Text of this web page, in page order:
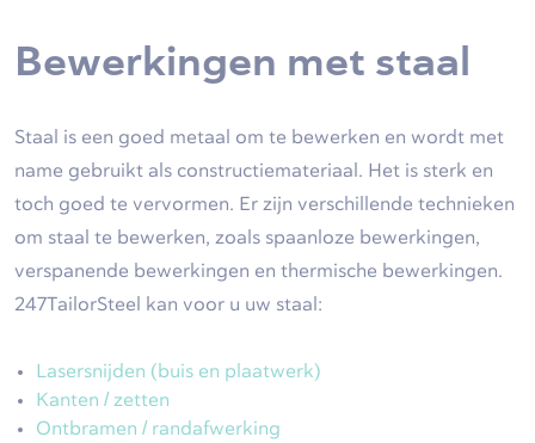
Bewerkingen met staal
Staal is een goed metaal om te bewerken en wordt met
name gebruikt als constructiemateriaal. Het is sterk en
toch goed te vervormen. Er zijn verschillende technieken
om staal te bewerken, zoals spaanloze bewerkingen,
verspanende bewerkingen en thermische bewerkingen.
247TailorSteel kan voor u uw staal:
Lasersnijden (buis en plaatwerk)
Kanten / zetten
Ontbramen / randafwerking